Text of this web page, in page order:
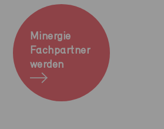
Minergie
Fachpartner
werden